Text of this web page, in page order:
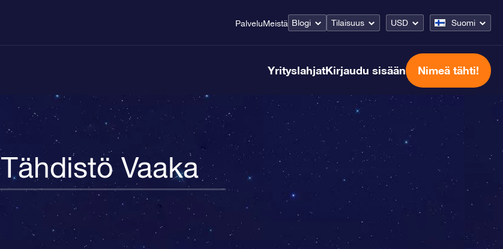
PalveluMeistä Blogi Tilaisuus USD Suomi
YrityslahjatKirjaudu sisään Nimeä tähti!
Tähdistö Vaaka